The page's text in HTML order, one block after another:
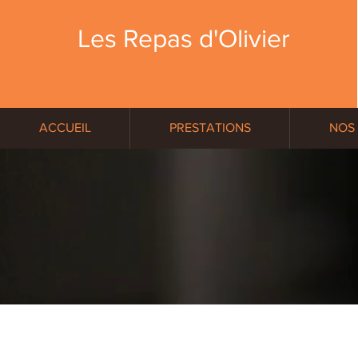
Les Repas d'Olivier
ACCUEIL PRESTATIONS NOS
ACCUEIL PRESTATIONS NOS